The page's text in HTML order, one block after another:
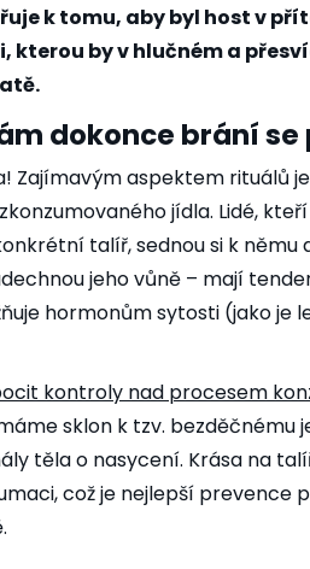
k tomu, aby byl host v
kterou by v hlučném a
dokonce brání
Zajímavým aspektem rituálů
jídla. Lidé,
talíř, sednou si k
jeho vůně – mají
hormonům sytosti (jako je
kontroly nad procesem
sklon k tzv. bezděčnému
těla o nasycení. Krása na
což je nejlepší prevence